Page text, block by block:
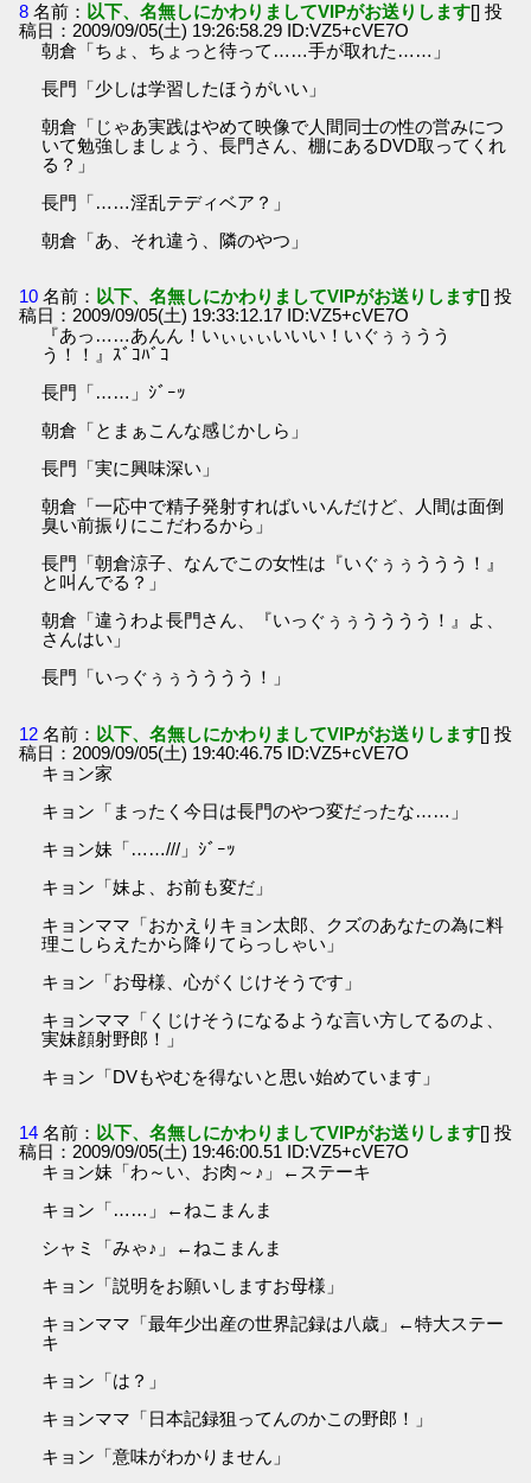
8 名前： 以下、名無しにかわりましてVIPがお送りします[] 投
稿日：2009/09/05(土) 19:26:58.29 ID:VZ5+cVE7O
朝倉「ちょ、ちょっと待って……手が取れた……」
長門「少しは学習したほうがいい」
朝倉「じゃあ実践はやめて映像で人間同士の性の営みにつ
いて勉強しましょう、長門さん、棚にあるDVD取ってくれ
る？」
長門「……淫乱テディベア？」
朝倉「あ、それ違う、隣のやつ」
10 名前： 以下、名無しにかわりましてVIPがお送りします[] 投
稿日：2009/09/05(土) 19:33:12.17 ID:VZ5+cVE7O
『あっ……あんん！いぃぃぃいいい！いぐぅぅうう
う！！』ｽﾞｺﾊﾞｺ
長門「……」ｼﾞｰｯ
朝倉「とまぁこんな感じかしら」
長門「実に興味深い」
朝倉「一応中で精子発射すればいいんだけど、人間は面倒
臭い前振りにこだわるから」
長門「朝倉涼子、なんでこの女性は『いぐぅぅううう！』
と叫んでる？」
朝倉「違うわよ長門さん、『いっぐぅぅうううう！』よ、
さんはい」
長門「いっぐぅぅうううう！」
12 名前： 以下、名無しにかわりましてVIPがお送りします[] 投
稿日：2009/09/05(土) 19:40:46.75 ID:VZ5+cVE7O
キョン家
キョン「まったく今日は長門のやつ変だったな……」
キョン妹「……///」ｼﾞｰｯ
キョン「妹よ、お前も変だ」
キョンママ「おかえりキョン太郎、クズのあなたの為に料
理こしらえたから降りてらっしゃい」
キョン「お母様、心がくじけそうです」
キョンママ「くじけそうになるような言い方してるのよ、
実妹顔射野郎！」
キョン「DVもやむを得ないと思い始めています」
14 名前： 以下、名無しにかわりましてVIPがお送りします[] 投
稿日：2009/09/05(土) 19:46:00.51 ID:VZ5+cVE7O
キョン妹「わ～い、お肉～♪」←ステーキ
キョン「……」←ねこまんま
シャミ「みゃ♪」←ねこまんま
キョン「説明をお願いしますお母様」
キョンママ「最年少出産の世界記録は八歳」←特大ステー
キ
キョン「は？」
キョンママ「日本記録狙ってんのかこの野郎！」
キョン「意味がわかりません」